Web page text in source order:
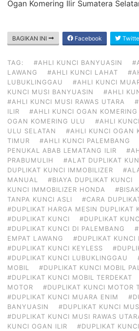
Ogan Komering Ilir Sumatera
BAGIKAN INI Facebook
TAG: #AHLI KUNCI BANYUASIN
LAWANG
#AHLI KUNCI LAHAT
LUBUKLINGGAU
#AHLI KUNCI
KUNCI MUSI BANYUASIN
#AHLI
#AHLI KUNCI MUSI RAWAS UTARA
ILIR
#AHLI KUNCI OGAN KOMERING
OGAN KOMERING ULU
#AHLI
ULU SELATAN
#AHLI KUNCI OGAN
TIMUR
#AHLI KUNCI PALEMBANG
PENUKAL ABAB LEMATANG ILIR
PRABUMULIH
#ALAT DUPLIKAT
DUPLIKAT KUNCI IMMOBILIZER
MANUAL
#BIAYA DUPLIKAT KUNCI
KUNCI IMMOBILIZER HONDA
TANPA KUNCI ASLI
#CARA
#DUPLIKAT HARGA MESIN DUPLIKAT
#DUPLIKAT KUNCI
#DUPLIKAT
#DUPLIKAT KUNCI DI PALEMBANG
EMPAT LAWANG
#DUPLIKAT KUNCI
#DUPLIKAT KUNCI KEYLESS
#DUPLIKAT KUNCI LUBUKLINGGAU
MOBIL
#DUPLIKAT KUNCI MOBIL
#DUPLIKAT KUNCI MOBIL TERDEKAT
MOTOR
#DUPLIKAT KUNCI MOTOR
#DUPLIKAT KUNCI MUARA ENIM
BANYUASIN
#DUPLIKAT KUNCI
#DUPLIKAT KUNCI MUSI RAWAS
KUNCI OGAN ILIR
#DUPLIKAT